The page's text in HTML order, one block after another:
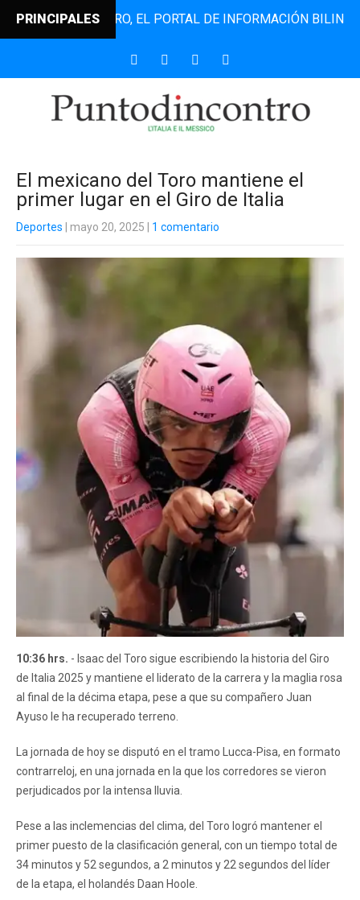
PRINCIPALESEL PORTAL DE INFORMACIÓN BILINGÜE
El mexicano del Toro mantiene el
primer lugar en el Giro de Italia
Deportes | mayo 20, 2025 1 comentario
10:36 hrs. - Isaac del Toro sigue escribiendo la historia del Giro
de Italia 2025 y mantiene el liderato de la carrera y la maglia rosa
al final de la décima etapa, pese a que su compañero Juan
Ayuso le ha recuperado terreno.
La jornada de hoy se disputó en el tramo Lucca-Pisa, en formato
contrarreloj, en una jornada en la que los corredores se vieron
perjudicados por la intensa lluvia.
Pese a las inclemencias del clima, del Toro logró mantener el
primer puesto de la clasificación general, con un tiempo total de
34 minutos y 52 segundos, a 2 minutos y 22 segundos del líder
de la etapa, el holandés Daan Hoole.